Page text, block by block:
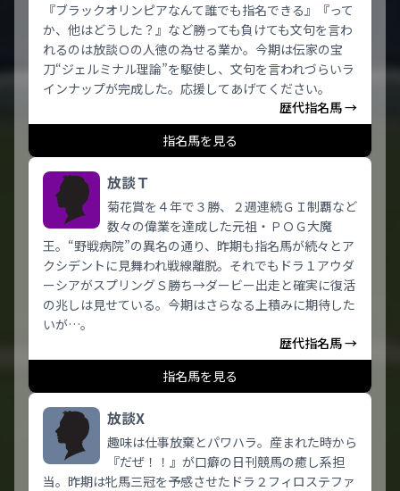
『ブラックオリンピアなんて誰でも指名できる』『って
か、他はどうした？』など勝っても負けても文句を言わ
れるのは放談Ｏの人徳の為せる業か。今期は伝家の宝
刀“ジェルミナル理論”を駆使し、文句を言われづらいラ
インナップが完成した。応援してあげてください。
歴代指名馬 →
指名馬を見る
放談Ｔ
菊花賞を４年で３勝、２週連続ＧＩ制覇など
数々の偉業を達成した元祖・ＰＯＧ大魔
王。“野戦病院”の異名の通り、昨期も指名馬が続々とア
クシデントに見舞われ戦線離脱。それでもドラ１アウダ
ーシアがスプリングＳ勝ち→ダービー出走と確実に復活
の兆しは見せている。今期はさらなる上積みに期待した
いが…。
歴代指名馬 →
指名馬を見る
放談X
趣味は仕事放棄とパワハラ。産まれた時から
『だぜ！！』が口癖の日刊競馬の癒し系担
当。昨期は牝馬三冠を予感させたドラ２フィロステファ